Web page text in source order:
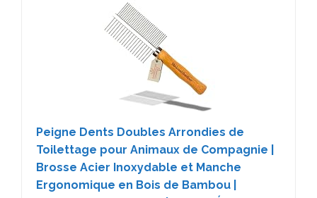
Peigne Dents Doubles Arrondies de
Toilettage pour Animaux de Compagnie |
Brosse Acier Inoxydable et Manche
Ergonomique en Bois de Bambou |